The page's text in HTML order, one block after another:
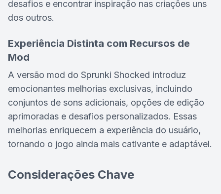
desafios e encontrar inspiração nas criações uns
dos outros.
Experiência Distinta com Recursos de
Mod
A versão mod do Sprunki Shocked introduz
emocionantes melhorias exclusivas, incluindo
conjuntos de sons adicionais, opções de edição
aprimoradas e desafios personalizados. Essas
melhorias enriquecem a experiência do usuário,
tornando o jogo ainda mais cativante e adaptável.
Considerações Chave